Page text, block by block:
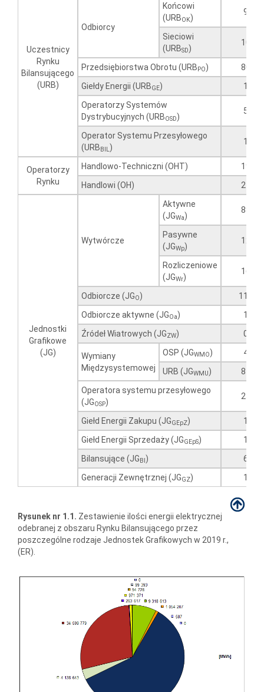
Uczestnicy
Rynku
Bilansującego
(URB)
Odbiorcy
Końcowi
(URBOK)
9
Sieciowi
(URBSD)
10
Przedsiębiorstwa Obrotu (URB PO)
80
Giełdy Energii (URBGE)
1
Operatorzy Systemów
Dystrybucyjnych (URBOSD)
5
Operator Systemu Przesyłowego
(URB BIL)
1
Operatorzy
Rynku
Handlowo-Techniczni (OHT)
19
Handlowi (OH)
27
Jednostki
Grafikowe
(JG)
Wytwórcze
Aktywne
(JGWa)
88
Pasywne
(JGWp)
12
Rozliczeniowe
(JGWr)
16
Odbiorcze (JGO)
117
Odbiorcze aktywne (JGOa)
1
Źródeł Wiatrowych (JGZW) 0
Wymiany
Międzysystemowej
OSP (JGWMO)
4
URB (JGWMU)
84
Operatora systemu przesyłowego
(JGOSP)
23
Giełd Energii Zakupu (JGGEpZ)
1
Giełd Energii Sprzedaży (JGGEpS)
1
Bilansujące (JG BI )
6
Generacji Zewnętrznej (JGGZ) 1
Rysunek nr 1.1. Zestawienie ilości energii elektrycznej
odebranej z obszaru Rynku Bilansującego przez
poszczególne rodzaje Jednostek Grafikowych w 2019 r.,
(ER).